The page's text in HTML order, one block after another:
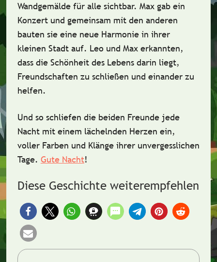
Wandgemäldefür alle sichtbar. Max gab ein
Konzert und gemeinsam mit den anderen
bauten sie eine neue Harmoniein ihrer
kleinen Stadt auf. Leo und Max erkannten,
dass die Schönheit des Lebensdarin liegt,
Freundschaften zu schließen und einander zu
helfen.
Und so schliefen die beiden Freunde jede
Nacht mit einem lächelnden Herzen ein,
voller Farben und Klängeihrer unvergesslichen
Tage. Gute Nacht!
Diese Geschichte weiterempfehlen